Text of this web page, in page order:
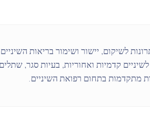
לשיקום, יישור ושימור בריאות
קדמיות ואחוריות, בעיות סגר,
מתקדמות בתחום רפואת השיניים.